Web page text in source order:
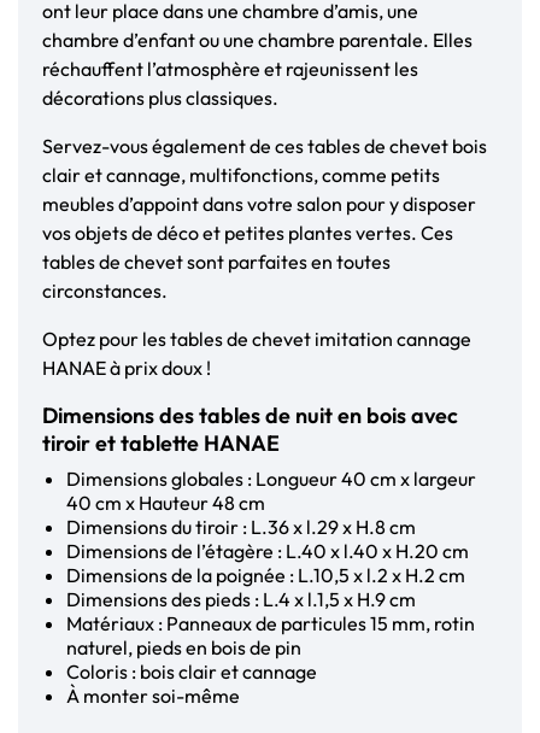
ont leur place dans une chambre d’amis, une
chambre d’enfant ou une chambre parentale. Elles
réchauffent l’atmosphère et rajeunissent les
décorations plus classiques.
Servez-vous également de ces tables de chevet bois
clair et cannage, multifonctions, comme petits
meubles d’appoint dans votre salon pour y disposer
vos objets de déco et petites plantes vertes. Ces
tables de chevet sont parfaites en toutes
circonstances.
Optez pour les tables de chevet imitation cannage
HANAE à prix doux !
Dimensions des tables de nuit en bois avec
tiroir et tablette HANAE
Dimensions globales : Longueur 40 cm x largeur
40 cm x Hauteur 48 cm
Dimensions du tiroir : L.36 x l.29 x H.8 cm
Dimensions de l’étagère : L.40 x l.40 x H.20 cm
Dimensions de la poignée : L.10,5 x l.2 x H.2 cm
Dimensions des pieds : L.4 x l.1,5 x H.9 cm
Matériaux : Panneaux de particules 15 mm, rotin
naturel, pieds en bois de pin
Coloris : bois clair et cannage
À monter soi-même